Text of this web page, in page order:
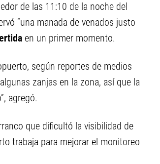
de las 11:10 de la noche del
“una manada de venados justo
en un primer momento.
según reportes de medios
zanjas en la zona, así que la
agregó.
que dificultó la visibilidad de
trabaja para mejorar el monitoreo